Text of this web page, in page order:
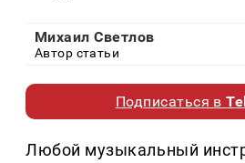
Михаил Светлов
Автор статьи
Подписаться в
Любой музыкальный